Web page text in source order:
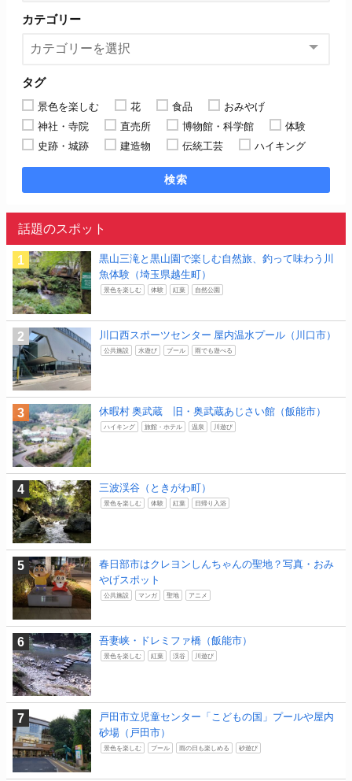
カテゴリー
タグ
景色を楽しむ 花 食品
おみやげ
神社・寺院
直売所 博物館・科学館
体験
史跡・城跡
建造物 伝統工芸 ハイキング
検索
話題のスポット
黒山三滝と黒山園で楽しむ自然旅、釣って味わう川
魚体験（埼玉県越生町）
景色を楽しむ 体験 紅葉 自然公園
川口西スポーツセンター 屋内温水プール（川口市）
公共施設 水遊び プール 雨でも遊べる
休暇村 奥武蔵 旧・奥武蔵あじさい館（飯能市）
ハイキング 旅館・ホテル 温泉 川遊び
三波渓谷（ときがわ町）
景色を楽しむ 体験 紅葉 日帰り入浴
春日部市はクレヨンしんちゃんの聖地？写真・おみ
やげスポット
公共施設 マンガ 聖地 アニメ
吾妻峡・ドレミファ橋（飯能市）
景色を楽しむ 紅葉 渓谷 川遊び
戸田市立児童センター「こどもの国」プールや屋内
砂場（戸田市）
景色を楽しむ プール 雨の日も楽しめる 砂遊び